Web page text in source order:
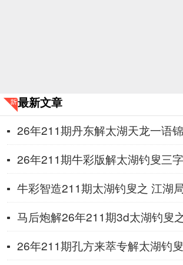
最新文章
26年211期丹东解太湖天龙一语
26年211期牛彩版解太湖钓叟三
牛彩智造211期太湖钓叟之 ​江湖
马后炮解26年211期3d太湖钓叟
26年211期孔方来萃专解太湖钓